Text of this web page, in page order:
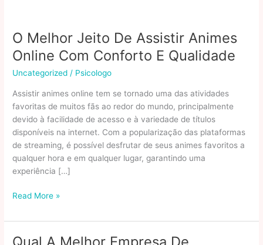
O Melhor Jeito De Assistir Animes
Online Com Conforto E Qualidade
Uncategorized / Psicologo
Assistir animes online tem se tornado uma das atividades
favoritas de muitos fãs ao redor do mundo, principalmente
devido à facilidade de acesso e à variedade de títulos
disponíveis na internet. Com a popularização das plataformas
de streaming, é possível desfrutar de seus animes favoritos a
qualquer hora e em qualquer lugar, garantindo uma
experiência […]
O
Jeito
De
Read More »